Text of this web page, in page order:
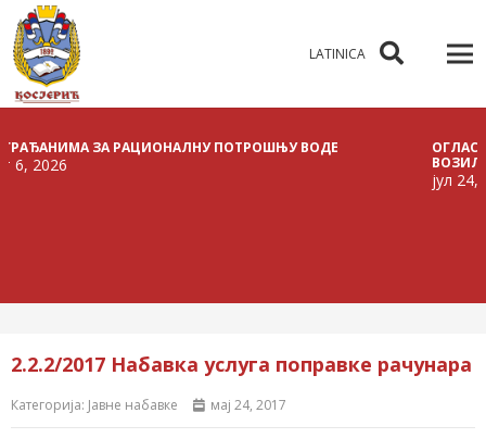
LATINICA
ЗА РАЦИОНАЛНУ ПОТРОШЊУ ВОДЕ
ОГЛАС О
ВОЗИЛА
јул 24, 2026
2.2.2/2017 Набавка услуга поправке рачунара
Категорија: Јавне набавке мај 24, 2017